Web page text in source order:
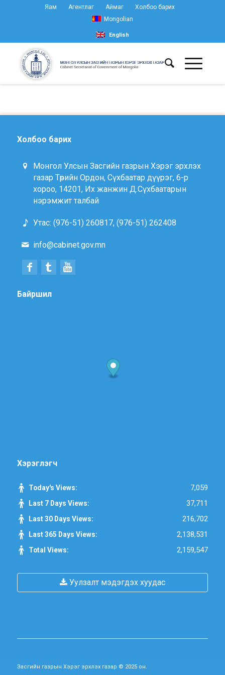
Яам Агентлаг Аймаг
Холбоо барих
Mongolian
English
Холбоо барих
Монгол Улсын Засгийн газрын Хэрэг эрхлэх
газар Төрийн Ордон, Сүхбаатар дүүрэг, 6-р
хороо, 14201, Их жанжин Д.Сүхбаатарын
нэрэмжит талбай
Утас: (976-51) 260817, (976-51) 262408
info@cabinet.gov.mn
Байршил
Хэрэглэгч
Today's Views: 7,059
Last 7 Days Views: 37,711
Last 30 Days Views: 216,702
Last 365 Days Views: 2,138,531
Total Views: 2,159,547
Уулзалт мэдэгдэх хуудас
Засгийн газрын Хэрэг эрхлэх газар © 2025 он.